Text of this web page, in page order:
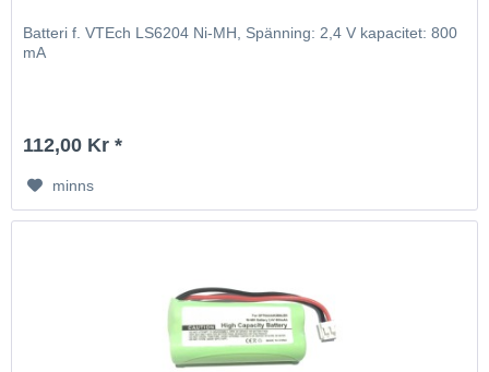
Batteri f. VTEch LS6204 Ni-MH, Spänning: 2,4 V kapacitet: 800
mA
112,00 Kr *
minns